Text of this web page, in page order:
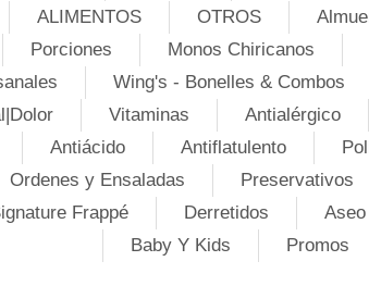
ALIMENTOS OTROS
Porciones Monos Chiricanos
Wing's - Bonelles & Combos
Vitaminas Antialérgico
Antiácido Antiflatulento
Ordenes y Ensaladas Preservativos
Frappé
Derretidos
Baby Y Kids
Promos